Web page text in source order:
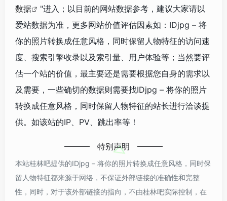
数据
"进入；以目前的网站数据参考，建议大家请以
爱站数据为准，更多网站价值评估因素如：IDjpg – 将
你的照片转换成任意风格，同时保留人物特征的访问速
度、搜索引擎收录以及索引量、用户体验等；当然要评
估一个站的价值，最主要还是需要根据您自身的需求以
及需要，一些确切的数据则需要找IDjpg – 将你的照片
转换成任意风格，同时保留人物特征的站长进行洽谈提
供。如该站的IP、PV、跳出率等！
特别声明
本站桂林吧提供的IDjpg – 将你的照片转换成任意风格，同时保
留人物特征都来源于网络，不保证外部链接的准确性和完整
性，同时，对于该外部链接的指向，不由桂林吧实际控制，在